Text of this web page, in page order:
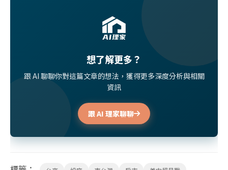
想了解更多？
跟 AI 聊聊你對這篇文章的想法，獲得更多深度分析與相關
資訊
跟 AI 理家聊聊